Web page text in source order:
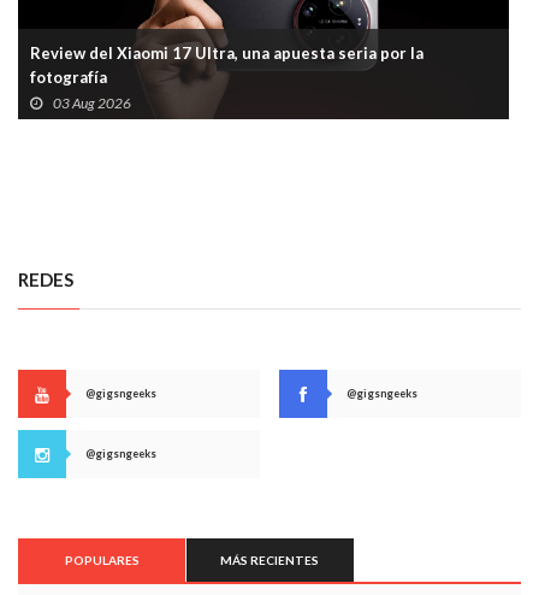
Review del Xiaomi 17 Ultra, una apuesta seria por la
fotografía
03 Aug 2026
REDES
@gigsngeeks @gigsngeeks
@gigsngeeks
POPULARES MÁS RECIENTES